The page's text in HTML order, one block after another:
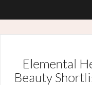
Elemental
Beauty